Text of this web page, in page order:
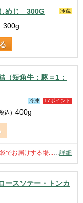
めじ 300G 冷蔵
300g
（短角牛：豚＝1：
17ポイント
冷凍
込） 400g
でお届けする場...…詳細
スソテー・トンカ